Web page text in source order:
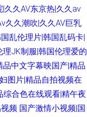
久久AV东京热|久久av
久久潮吹|久久AV巨乳
乱伦理片|韩国乱码卡|
JK制服|韩国伦理爱的
品中文字幕映国产|精品
图片|精品自拍视频在
合色在线观看|精午夜
频 国产激情小视频|国